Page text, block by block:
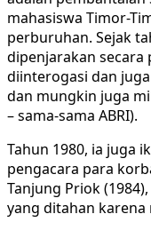
mahasiswa Timor-
perburuhan. Sejak
dipenjarakan
diinterogasi dan
dan mungkin juga
– sama-sama ABRI).
Tahun 1980, ia juga
pengacara para
Tanjung Priok
yang ditahan karena